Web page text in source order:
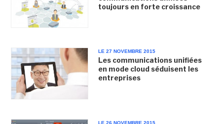
toujours en forte croissance
LE 27 NOVEMBRE 2015
Les communications unifiées
en mode cloud séduisent les
entreprises
LE 26 NOVEMBRE 2015